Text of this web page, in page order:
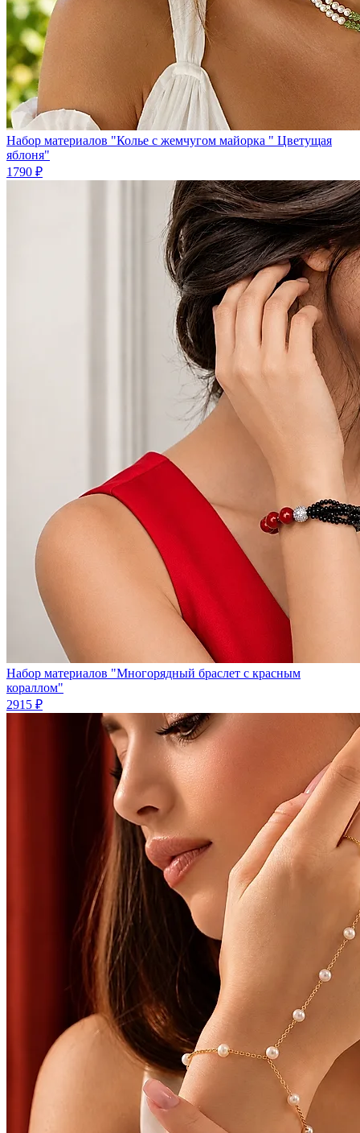
Набор материалов "Колье с жемчугом майорка " Цветущая
яблоня"
1790 ₽
Набор материалов "Многорядный браслет с красным
кораллом"
2915 ₽